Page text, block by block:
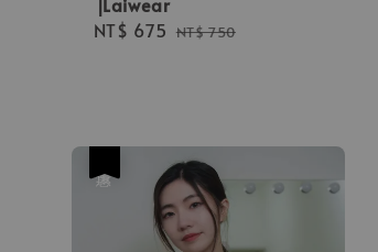
Sale
NT$ 675 Regular
NT$ 750